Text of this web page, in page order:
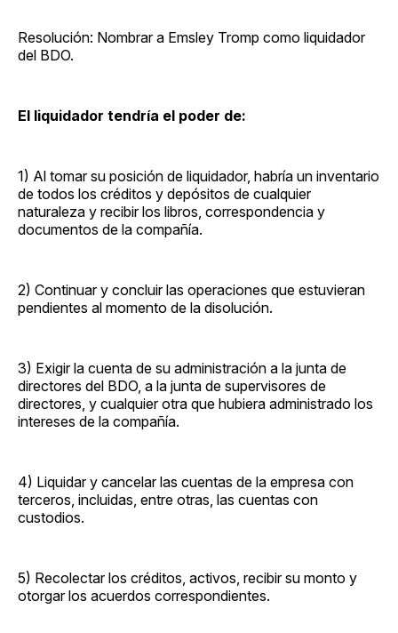
Resolución: Nombrar a Emsley Tromp como liquidador
del BDO.
El liquidador tendría el poder de:
1) Al tomar su posición de liquidador, habría un inventario
de todos los créditos y depósitos de cualquier
naturaleza y recibir los libros, correspondencia y
documentos de la compañía.
2) Continuar y concluir las operaciones que estuvieran
pendientes al momento de la disolución.
3) Exigir la cuenta de su administración a la junta de
directores del BDO, a la junta de supervisores de
directores, y cualquier otra que hubiera administrado los
intereses de la compañía.
4) Liquidar y cancelar las cuentas de la empresa con
terceros, incluidas, entre otras, las cuentas con
custodios.
5) Recolectar los créditos, activos, recibir su monto y
otorgar los acuerdos correspondientes.